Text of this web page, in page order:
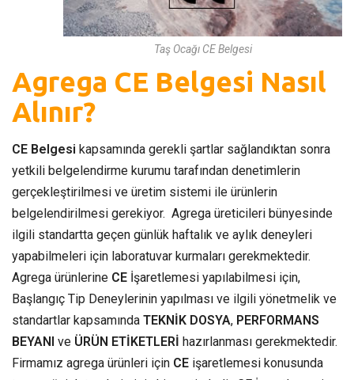
Taş Ocağı CE Belgesi
Agrega CE Belgesi Nasıl
Alınır?
CE Belgesi kapsamında gerekli şartlar sağlandıktan sonra
yetkili belgelendirme kurumu tarafından denetimlerin
gerçekleştirilmesi ve üretim sistemi ile ürünlerin
belgelendirilmesi gerekiyor. Agrega üreticileri bünyesinde
ilgili standartta geçen günlük haftalık ve aylık deneyleri
yapabilmeleri için laboratuvar kurmaları gerekmektedir.
Agrega ürünlerine CE İşaretlemesi yapılabilmesi için,
Başlangıç Tip Deneylerinin yapılması ve ilgili yönetmelik ve
standartlar kapsamında TEKNİK DOSYA, PERFORMANS
BEYANI ve ÜRÜN ETİKETLERİ hazırlanması gerekmektedir.
Firmamız agrega ürünleri için CE işaretlemesi konusunda